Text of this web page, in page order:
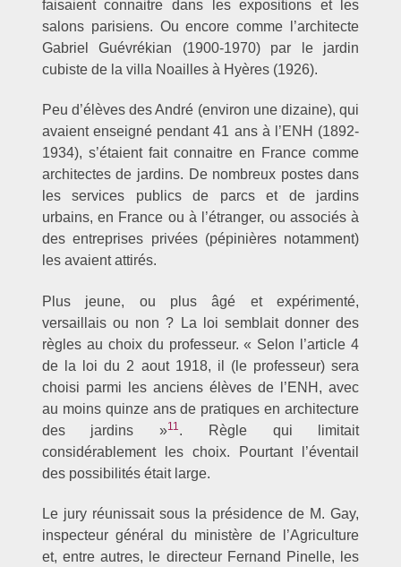
faisaient connaitre dans les expositions et les
salons parisiens. Ou encore comme l’architecte
Gabriel Guévrékian (1900-1970) par le jardin
cubiste de la villa Noailles à Hyères (1926).
Peu d’élèves des André (environ une dizaine), qui
avaient enseigné pendant 41 ans à l’ENH (1892-
1934), s’étaient fait connaitre en France comme
architectes de jardins. De nombreux postes dans
les services publics de parcs et de jardins
urbains, en France ou à l’étranger, ou associés à
des entreprises privées (pépinières notamment)
les avaient attirés.
Plus jeune, ou plus âgé et expérimenté,
versaillais ou non ? La loi semblait donner des
règles au choix du professeur. « Selon l’article 4
de la loi du 2 aout 1918, il (le professeur) sera
choisi parmi les anciens élèves de l’ENH, avec
au moins quinze ans de pratiques en architecture
des jardins »11 . Règle qui limitait
considérablement les choix. Pourtant l’éventail
des possibilités était large.
Le jury réunissait sous la présidence de M. Gay,
inspecteur général du ministère de l’Agriculture
et, entre autres, le directeur Fernand Pinelle, les